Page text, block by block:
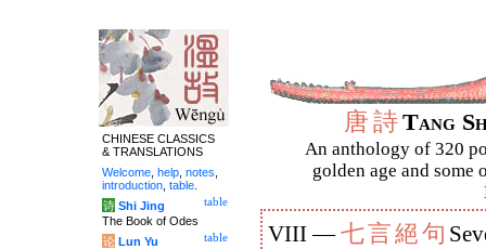
唐詩Tang
An anthology of 320
golden age and some
VIII —七言絕句
CHINESE CLASSICS
& TRANSLATIONS
Welcome help notes
introduction table
table
诗 Shi Jing
The Book of Odes
table
论 Lun Yu